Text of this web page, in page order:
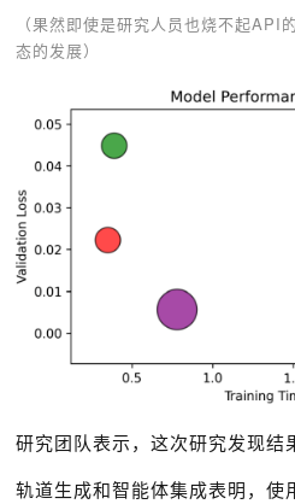
（果然即使是研究人员也烧不起API
态的发展）
研究团队表示，这次研究发现结
轨道生成和智能体集成表明，使